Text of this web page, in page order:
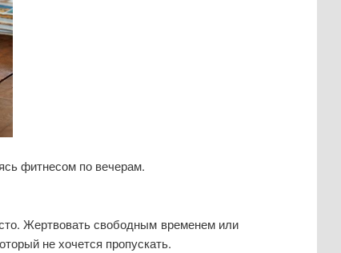
фитнесом по вечерам.
Жертвовать свободным временем или
не хочется пропускать.